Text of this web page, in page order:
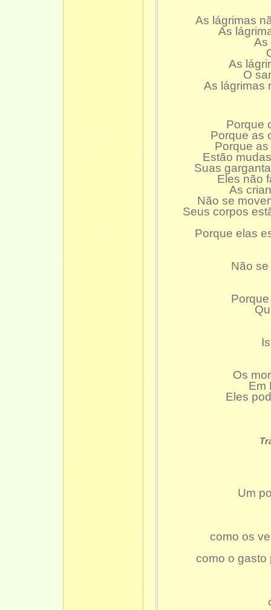
As lágrimas
As
As
As
O
As lágrimas
Porque
Porque as
Porque
Estão
Suas
Eles não
As
Não se
Seus corpos
Porque elas
Não
Os
Em
Eles
Um
como os
como o gasto